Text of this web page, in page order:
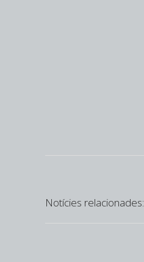
Notícies relacionades: